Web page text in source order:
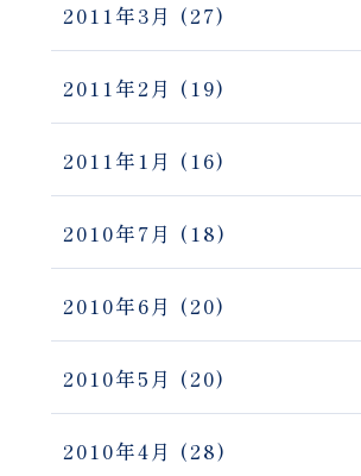
2011年3月 (27)
2011年2月 (19)
2011年1月 (16)
2010年7月 (18)
2010年6月 (20)
2010年5月 (20)
2010年4月 (28)